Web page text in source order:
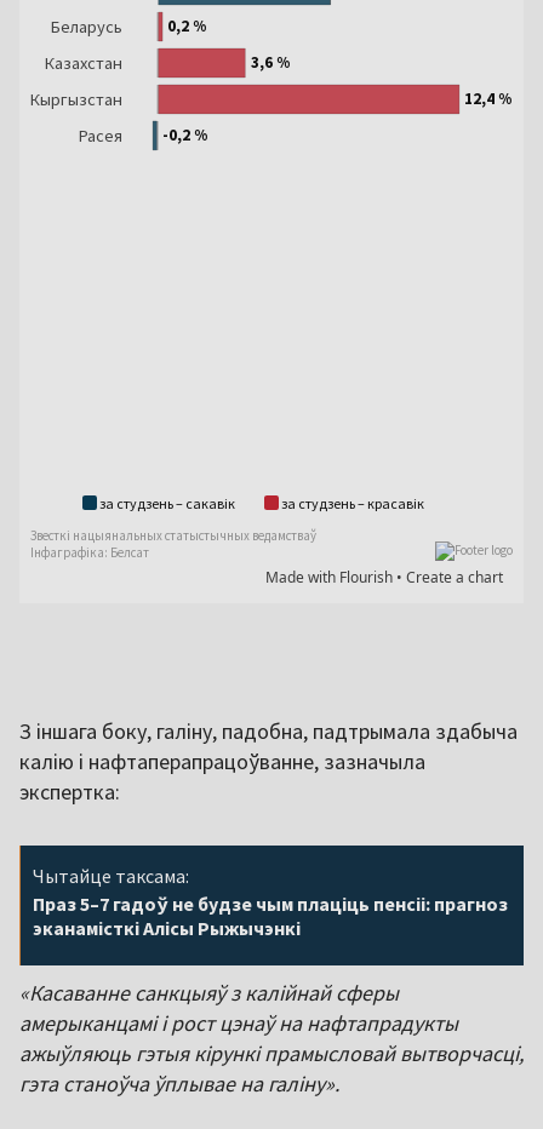
З іншага боку, галіну, падобна, падтрымала здабыча
калію і нафтаперапрацоўванне, зазначыла
экспертка:
Чытайце таксама:
Праз 5–7 гадоў не будзе чым плаціць пенсіі: прагноз
эканамісткі Алісы Рыжычэнкі
«Касаванне санкцыяў з калійнай сферы
амерыканцамі і рост цэнаў на нафтапрадукты
ажыўляюць гэтыя кірункі прамысловай вытворчасці,
гэта станоўча ўплывае на галіну».